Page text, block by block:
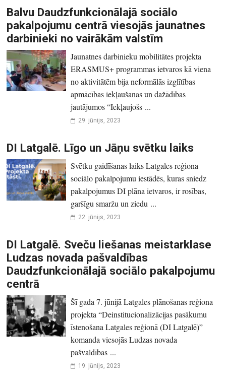
Balvu Daudzfunkcionālajā sociālo
pakalpojumu centrā viesojās jaunatnes
darbinieki no vairākām valstīm
Jaunatnes darbinieku mobilitātes projekta
ERASMUS+ programmas ietvaros kā viena
no aktivitātēm bija neformālās izglītības
apmācības iekļaušanas un dažādības
jautājumos “Iekļaujošs ...
29. jūnijs, 2023
DI Latgalē. Līgo un Jāņu svētku laiks
Svētku gaidīšanas laiks Latgales reģiona
sociālo pakalpojumu iestādēs, kuras sniedz
pakalpojumus DI plāna ietvaros, ir rosības,
garšīgu smaržu un ziedu ...
22. jūnijs, 2023
DI Latgalē. Sveču liešanas meistarklase
Ludzas novada pašvaldības
Daudzfunkcionālajā sociālo pakalpojumu
centrā
Šī gada 7. jūnijā Latgales plānošanas reģiona
projekta “Deinstitucionalizācijas pasākumu
īstenošana Latgales reģionā (DI Latgalē)”
komanda viesojās Ludzas novada
pašvaldības ...
19. jūnijs, 2023